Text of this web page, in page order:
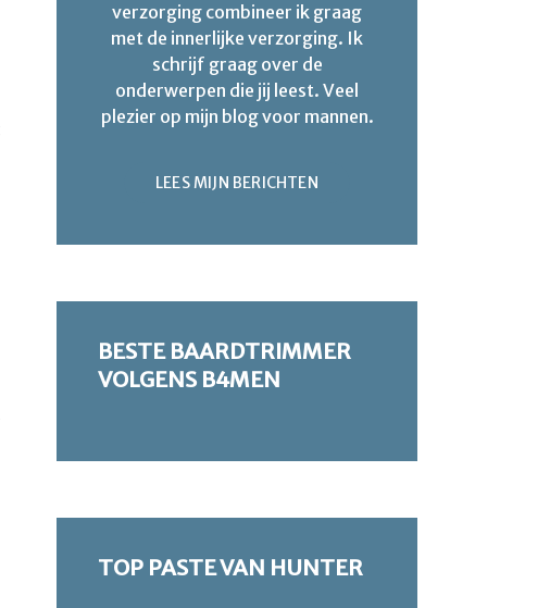
verzorging combineer ik graag
met de innerlijke verzorging. Ik
schrijf graag over de
onderwerpen die jij leest. Veel
plezier op mijn blog voor mannen.
LEES MIJN BERICHTEN
BESTE BAARDTRIMMER
VOLGENS B4MEN
TOP PASTE VAN HUNTER